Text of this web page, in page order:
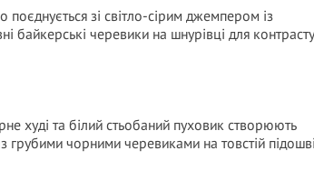
поєднується зі світло-сірим джемпером із
черевики на шнурівці для
худі та білий стьобаний пуховик створюють
грубими чорними черевиками на товстій